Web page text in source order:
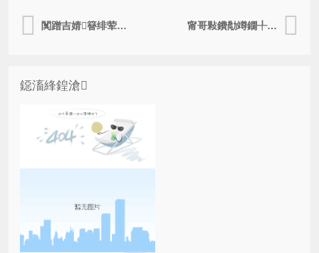
闃蹭吉婧簮绯荤粺涓轰紒涓氬甫鏉ヤ簡鍝簺浼樺娍浠峰€硷紵 甯哥敤鐨勪竴鐗╀竴鐮侀槻浼爣绛惧叿鏈夊摢浜涗紭鍔匡紵
鐚滀綘鍠滄